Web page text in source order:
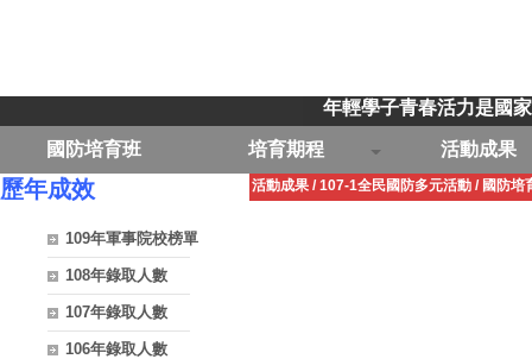
年輕學子青春活力是國
國防培育班 培育期程 活動成果
歷年成效
109年軍事院校榜單
108年錄取人數
107年錄取人數
106年錄取人數
活動成果 / 107-1全民國防多元活動 / 國防培